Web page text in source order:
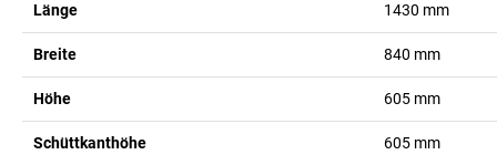
Länge 1430 mm
Breite 840 mm
Höhe 605 mm
Schüttkanthöhe 605 mm